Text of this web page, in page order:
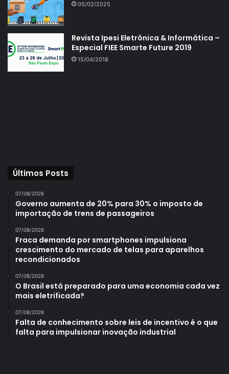
05/02/2025
Revista Ipesi Eletrônica & Informática –
Especial FIEE Smarte Future 2019
15/04/2018
Últimos Posts
07/08/2026
Governo aumenta de 20% para 30% o imposto de
importação de trens de passageiros
07/08/2026
Fraca demanda por smartphones impulsiona
crescimento do mercado de telas para aparelhos
recondicionados
07/08/2026
O Brasil está preparado para uma economia cada vez
mais eletrificada?
07/08/2026
Falta de conhecimento sobre leis de incentivo é o que
falta para impulsionar inovação industrial